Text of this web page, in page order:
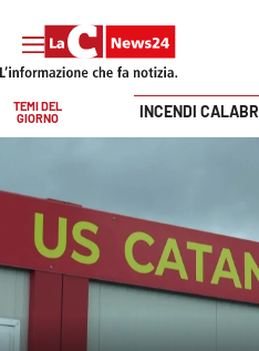
Cronaca
Politica
Attualità
Vai
TEMI DEL
GIORNO
INCENDI